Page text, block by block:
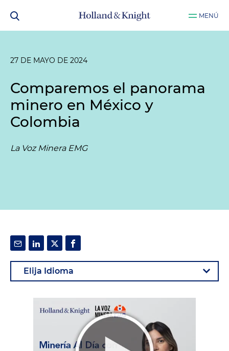
MENÚ
27 DE MAYO DE 2024
Comparemos el panorama
minero en México y
Colombia
La Voz Minera EMG